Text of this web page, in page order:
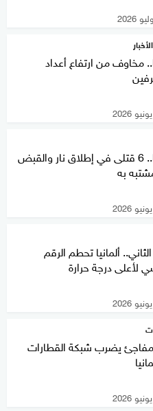
مخاوف من ارتفاع أعداد
ألمانيا.. 6 قتلى في إطلاق نار والقبض
به
ألمانيا تحطم الرقم
لأعلى درجة حرارة
يضرب شبكة القطارات